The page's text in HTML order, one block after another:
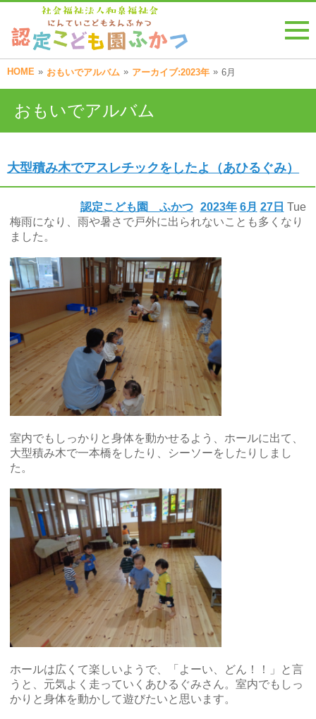
HOME » おもいでアルバム » アーカイブ:2023年 » 6月
おもいでアルバム
大型積み木でアスレチックをしたよ（あひるぐみ）
2023年 6月 27日 Tue
認定こども園 ふかつ
梅雨になり、雨や暑さで戸外に出られないことも多くなり
ました。
室内でもしっかりと身体を動かせるよう、ホールに出て、
大型積み木で一本橋をしたり、シーソーをしたりしまし
た。
ホールは広くて楽しいようで、「よーい、どん！！」と言
うと、元気よく走っていくあひるぐみさん。室内でもしっ
かりと身体を動かして遊びたいと思います。